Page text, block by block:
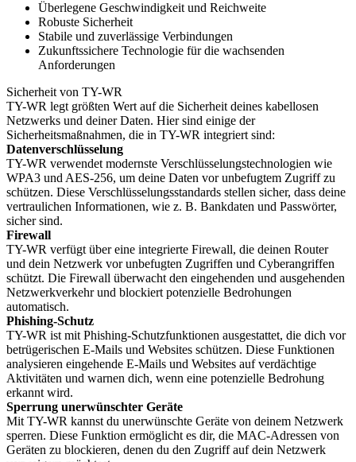
Überlegene Geschwindigkeit und Reichweite
Robuste Sicherheit
Stabile und zuverlässige Verbindungen
Zukunftssichere Technologie für die wachsenden
Anforderungen
Sicherheit von TY-WR
TY-WR legt größten Wert auf die Sicherheit deines kabellosen
Netzwerks und deiner Daten. Hier sind einige der
Sicherheitsmaßnahmen, die in TY-WR integriert sind:
Datenverschlüsselung
TY-WR verwendet modernste Verschlüsselungstechnologien wie
WPA3 und AES-256, um deine Daten vor unbefugtem Zugriff zu
schützen. Diese Verschlüsselungsstandards stellen sicher, dass deine
vertraulichen Informationen, wie z. B. Bankdaten und Passwörter,
sicher sind.
Firewall
TY-WR verfügt über eine integrierte Firewall, die deinen Router
und dein Netzwerk vor unbefugten Zugriffen und Cyberangriffen
schützt. Die Firewall überwacht den eingehenden und ausgehenden
Netzwerkverkehr und blockiert potenzielle Bedrohungen
automatisch.
Phishing-Schutz
TY-WR ist mit Phishing-Schutzfunktionen ausgestattet, die dich vor
betrügerischen E-Mails und Websites schützen. Diese Funktionen
analysieren eingehende E-Mails und Websites auf verdächtige
Aktivitäten und warnen dich, wenn eine potenzielle Bedrohung
erkannt wird.
Sperrung unerwünschter Geräte
Mit TY-WR kannst du unerwünschte Geräte von deinem Netzwerk
sperren. Diese Funktion ermöglicht es dir, die MAC-Adressen von
Geräten zu blockieren, denen du den Zugriff auf dein Netzwerk